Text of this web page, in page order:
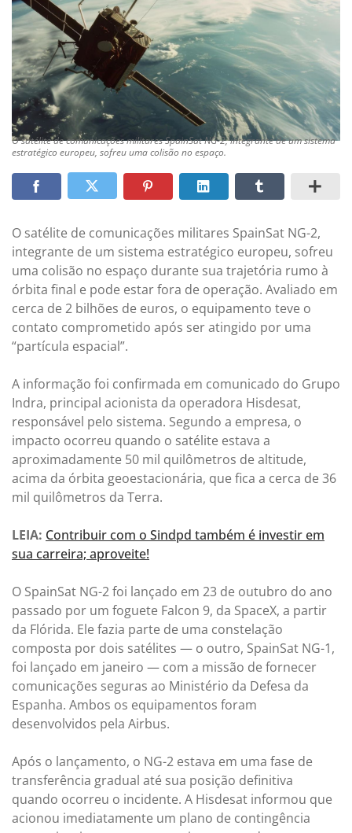
O satélite de comunicações militares SpainSat NG-2, integrante de um sistema
estratégico europeu, sofreu uma colisão no espaço.
O satélite de comunicações militares SpainSat NG-2,
integrante de um sistema estratégico europeu, sofreu
uma colisão no espaço durante sua trajetória rumo à
órbita final e pode estar fora de operação. Avaliado em
cerca de 2 bilhões de euros, o equipamento teve o
contato comprometido após ser atingido por uma
“partícula espacial”.
A informação foi confirmada em comunicado do Grupo
Indra, principal acionista da operadora Hisdesat,
responsável pelo sistema. Segundo a empresa, o
impacto ocorreu quando o satélite estava a
aproximadamente 50 mil quilômetros de altitude,
acima da órbita geoestacionária, que fica a cerca de 36
mil quilômetros da Terra.
LEIA: Contribuir com o Sindpd também é investir em
sua carreira; aproveite!
O SpainSat NG-2 foi lançado em 23 de outubro do ano
passado por um foguete Falcon 9, da SpaceX, a partir
da Flórida. Ele fazia parte de uma constelação
composta por dois satélites — o outro, SpainSat NG-1,
foi lançado em janeiro — com a missão de fornecer
comunicações seguras ao Ministério da Defesa da
Espanha. Ambos os equipamentos foram
desenvolvidos pela Airbus.
Após o lançamento, o NG-2 estava em uma fase de
transferência gradual até sua posição definitiva
quando ocorreu o incidente. A Hisdesat informou que
acionou imediatamente um plano de contingência